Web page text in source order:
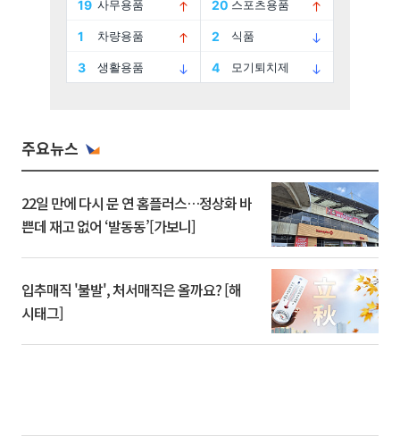
주요뉴스
22일 만에 다시 문 연 홈플러스…정상화 바
쁜데 재고 없어 ‘발동동’[가보니]
입추매직 '불발', 처서매직은 올까요? [해
시태그]